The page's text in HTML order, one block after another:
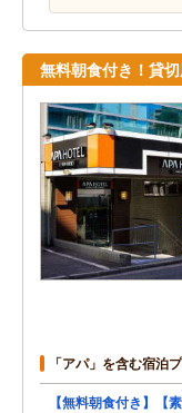
無料朝食付き！貸
「アパ」を含む宿泊
【無料朝食付き】【